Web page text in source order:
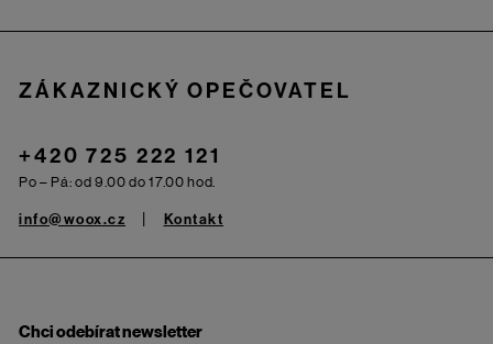
ZÁKAZNICKÝ OPEČOVATEL
+420 725 222 121
Po – Pá: od 9.00 do 17.00 hod.
info@woox.cz Kontakt
Chci odebírat newsletter